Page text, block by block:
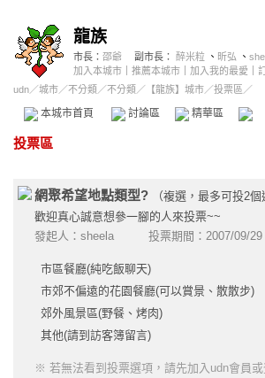
龍族
市長： 邵爺 副市長： 醉米粒 、 昕弘 、
加入本城市
推薦本城市 加入我的最愛
udn／城市／不分類 ／不分類 ／ 【龍族】城市／投票區／
本城市首頁 討論區 精華區 投
投票區
網聚希望地點類型?
（複選，最多可投2個
歡迎真心誠意想參一腳的人來投票~~
發起人： sheela 投票期間：2007/09/
市區餐廳(純吃飯聊天)
市郊不偏遠的花園餐廳(可以賞景、散散步)
郊外風景區(野餐、烤肉)
其他(請到訪客簿留言)
※ 若無法看到投票選項，請先加入udn會員或